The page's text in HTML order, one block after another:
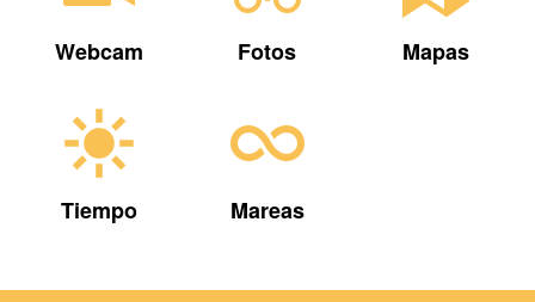
Webcam Fotos Mapas
Tiempo Mareas